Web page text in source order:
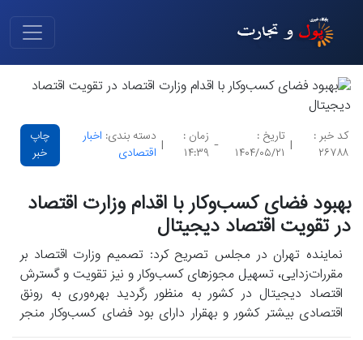
کد خبر :
۲۶۷۸۸
|
تاریخ :
۱۴۰۴/۰۵/۲۱
-
زمان :
۱۴:۳۹
|
دسته بندی: اخبار
اقتصادی
چاپ
خبر
بهبود فضای کسب‌وکار با اقدام وزارت اقتصاد
در تقویت اقتصاد دیجیتال
نماینده تهران در مجلس تصریح کرد: تصمیم وزارت اقتصاد بر
مقررات‌زدایی، تسهیل مجوزهای کسب‌وکار و نیز تقویت و گسترش
اقتصاد دیجیتال در کشور به منظور رگردید بهره‌وری به رونق
اقتصادی بیشتر کشور و بهقرار دارای بود فضای کسب‌وکار منجر